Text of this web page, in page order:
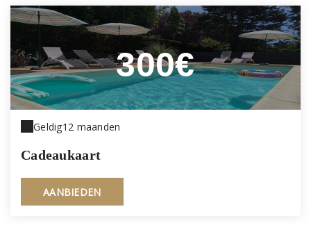
300€
Geldig12 maanden
Cadeaukaart
AANBIEDEN